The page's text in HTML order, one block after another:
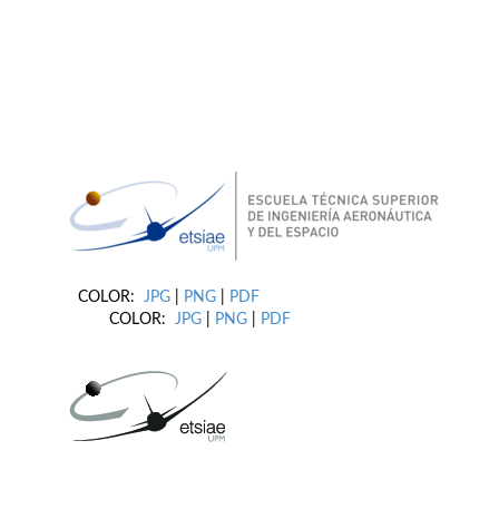
COLOR: JPG PNG
PDF
COLOR: JPG PNG PDF